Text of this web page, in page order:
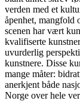
verden med et
åpenhet, mangfold
scenen har vært
kvalifiserte
uvurderlig
kunstnere. Disse
mange måter:
anerkjent både
Norge over hele